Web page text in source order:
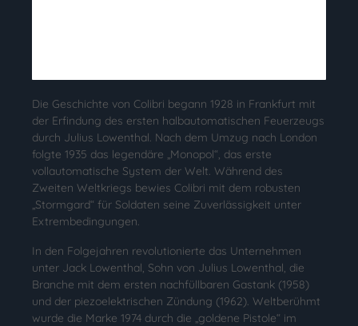
Die Geschichte von Colibri begann 1928 in Frankfurt mit
der Erfindung des ersten halbautomatischen Feuerzeugs
durch Julius Lowenthal. Nach dem Umzug nach London
folgte 1935 das legendäre „Monopol“, das erste
vollautomatische System der Welt. Während des
Zweiten Weltkriegs bewies Colibri mit dem robusten
„Stormgard“ für Soldaten seine Zuverlässigkeit unter
Extrembedingungen.
In den Folgejahren revolutionierte das Unternehmen
unter Jack Lowenthal, Sohn von Julius Lowenthal, die
Branche mit dem ersten nachfüllbaren Gastank (1958)
und der piezoelektrischen Zündung (1962). Weltberühmt
wurde die Marke 1974 durch die „goldene Pistole“ im